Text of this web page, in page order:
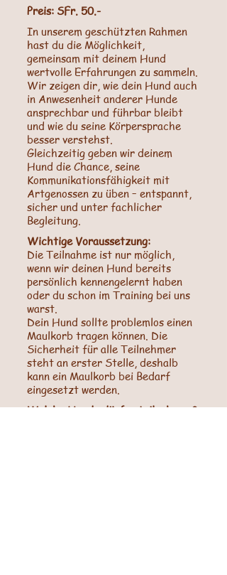
Preis: SFr. 50.-
In unserem geschützten Rahmen
hast du die Möglichkeit,
gemeinsam mit deinem Hund
wertvolle Erfahrungen zu sammeln.
Wir zeigen dir, wie dein Hund auch
in Anwesenheit anderer Hunde
ansprechbar und führbar bleibt
und wie du seine Körpersprache
besser verstehst.
Gleichzeitig geben wir deinem
Hund die Chance, seine
Kommunikationsfähigkeit mit
Artgenossen zu üben – entspannt,
sicher und unter fachlicher
Begleitung.
Wichtige Voraussetzung:
Die Teilnahme ist nur möglich,
wenn wir deinen Hund bereits
persönlich kennengelernt haben
oder du schon im Training bei uns
warst.
Dein Hund sollte problemlos einen
Maulkorb tragen können. Die
Sicherheit für alle Teilnehmer
steht an erster Stelle, deshalb
kann ein Maulkorb bei Bedarf
eingesetzt werden.
Welche Hunde dürfen teilnehmen?